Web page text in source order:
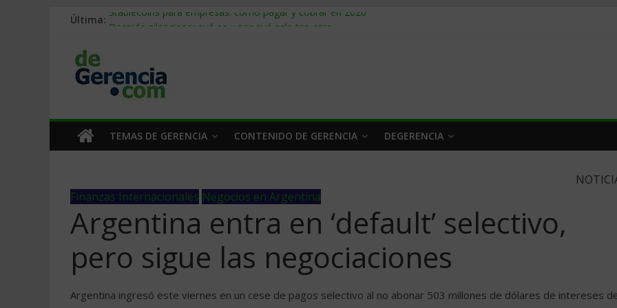
Última: Stablecoins para empresas: cómo pagar y cobrar en 2026
Trabajo forzoso en la cadena de suministro: qué hacer
Mercado hispano de EE. UU.: cómo segmentarlo y venderle
TEMAS DE GERENCIA CONTENIDO DE GERENCIA DEGERENCIA
Finanzas Internacionales Negocios en Argentina
Argentina entra en ‘default’ selectivo,
pero sigue las negociaciones
Argentina ingresó este viernes en un cese de pagos selectivo al no abonar 503 millones de dólares de intereses